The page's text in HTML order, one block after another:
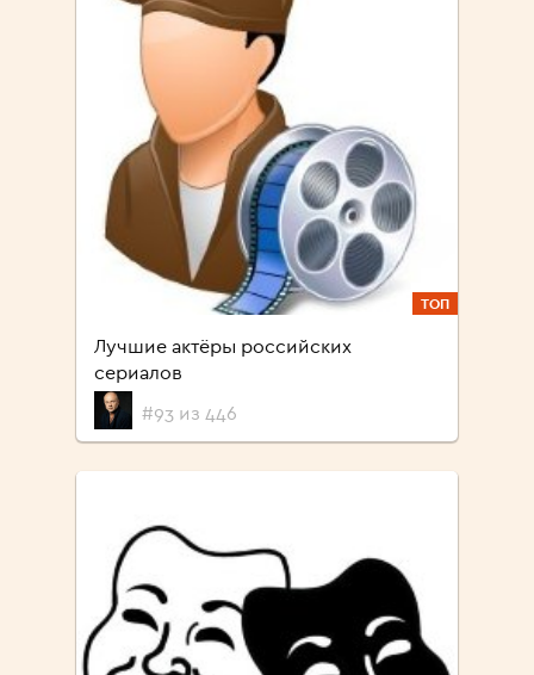
ТОП
Лучшие актёры российских
сериалов
#93 из 446